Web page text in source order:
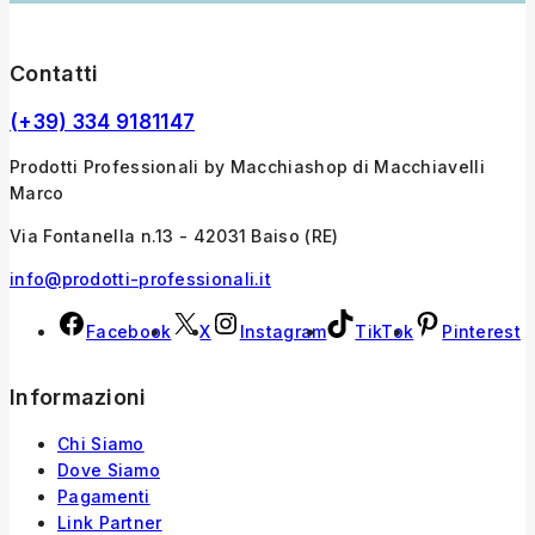
Contatti
(+39) 334 9181147
Prodotti Professionali by Macchiashop di Macchiavelli
Marco
Via Fontanella n.13 - 42031 Baiso (RE)
info@prodotti-professionali.it
Facebook X Instagram TikTok Pinterest
Informazioni
Chi Siamo
Dove Siamo
Pagamenti
Link Partner